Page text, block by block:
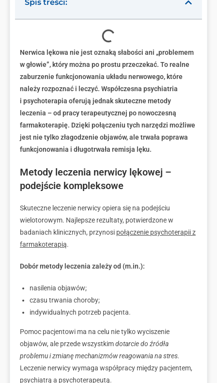
Spis treści:
Nerwica lękowa nie jest oznaką słabości ani „problemem
w głowie”, który można po prostu przeczekać. To realne
zaburzenie funkcjonowania układu nerwowego, które
należy rozpoznać i leczyć. Współczesna psychiatria
i psychoterapia oferują jednak skuteczne metody
leczenia – od pracy terapeutycznej po nowoczesną
farmakoterapię. Dzięki połączeniu tych narzędzi możliwe
jest nie tylko złagodzenie objawów, ale trwała poprawa
funkcjonowania i długotrwała remisja lęku.
Metody leczenia nerwicy lękowej –
podejście kompleksowe
Skuteczne leczenie nerwicy opiera się na podejściu
wielotorowym. Najlepsze rezultaty, potwierdzone w
badaniach klinicznych, przynosi połączenie psychoterapii z
farmakoterapią.
Dobór metody leczenia zależy od (m.in.):
nasilenia objawów;
czasu trwania choroby;
indywidualnych potrzeb pacjenta.
Pomoc pacjentowi ma na celu nie tylko wyciszenie
objawów, ale przede wszystkimdotarcie do źródła
problemu i zmianę mechanizmów reagowania na stres.
Leczenie nerwicy wymaga współpracy między pacjentem,
psychiatrą a psychoterapeutą.